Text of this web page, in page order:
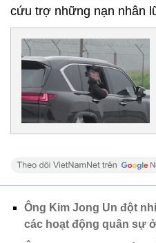
cứu trợ những nạn nhân
Ông Kim Jong Un đột
các hoạt động quân sự